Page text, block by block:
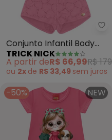
- Conjunto Infantil Menina
Conjunto Infantil Body
com Shorts (Rosa)
TRICK NICK
A partir deR$ 66,99R$
ou 2x de R$ 33,49 sem juros
-50% NEW